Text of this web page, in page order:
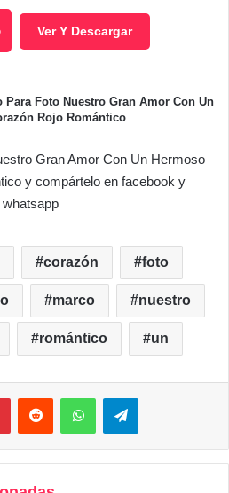
Ver Y Descargar
Foto Nuestro Gran Amor Con Un
Rojo Romántico
Gran Amor Con Un Hermoso
y compártelo en facebook y
whatsapp
corazón foto
marco nuestro
romántico un
PinterestReddit WhatsAppTelegram